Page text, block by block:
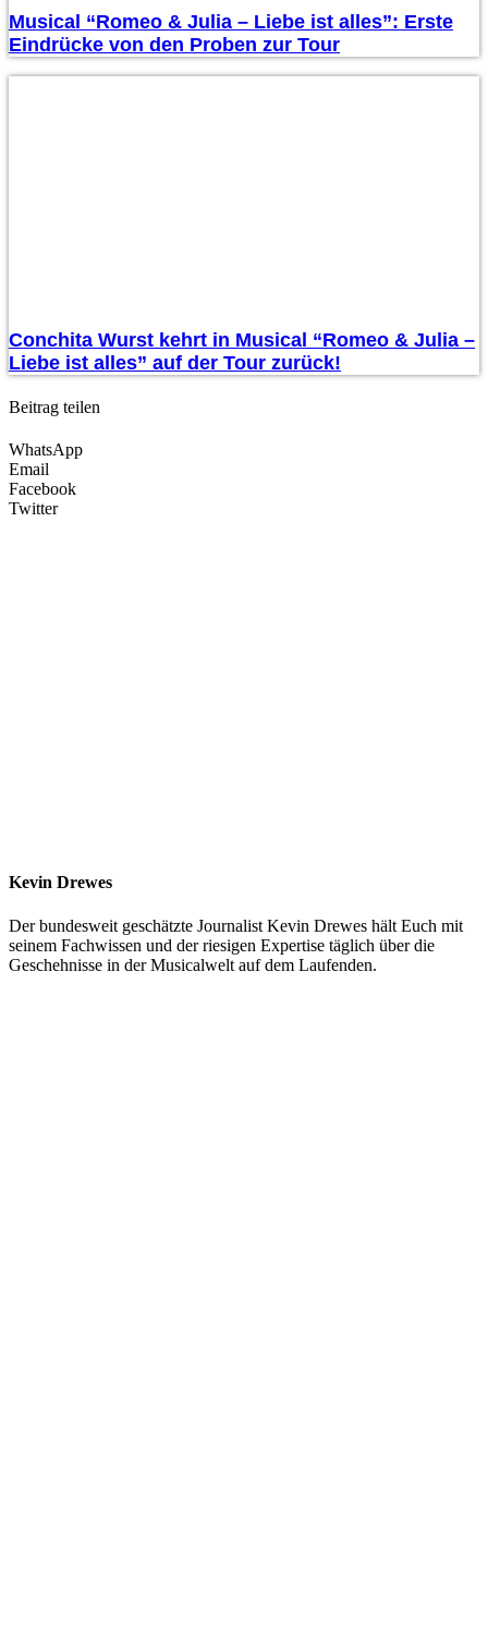
Musical “Romeo & Julia – Liebe ist alles”: Erste
Eindrücke von den Proben zur Tour
Conchita Wurst kehrt in Musical “Romeo & Julia –
Liebe ist alles” auf der Tour zurück!
Beitrag teilen
WhatsApp
Email
Facebook
Twitter
Kevin Drewes
Der bundesweit geschätzte Journalist Kevin Drewes hält Euch mit
seinem Fachwissen und der riesigen Expertise täglich über die
Geschehnisse in der Musicalwelt auf dem Laufenden.